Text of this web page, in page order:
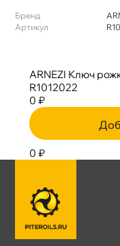
Бренд
Артикул
ARNEZI Ключ
R1012022
0 ₽
0 ₽